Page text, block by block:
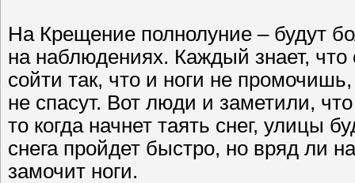
На Крещение полнолуние – будут
на наблюдениях. Каждый знает, что
сойти так, что и ноги не
не спасут. Вот люди и заметили,
то когда начнет таять снег, улицы
снега пройдет быстро, но вряд ли
замочит ноги.